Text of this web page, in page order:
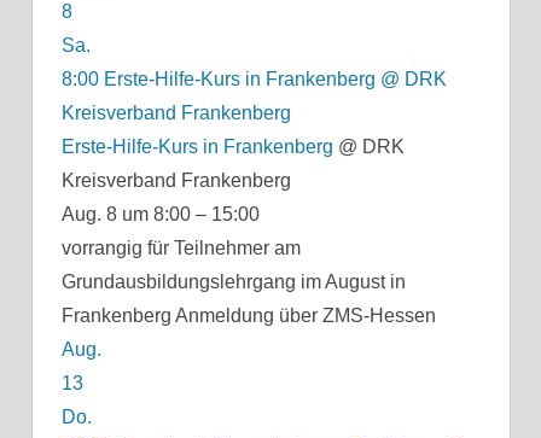
8
Sa.
8:00 Erste-Hilfe-Kurs in Frankenberg @ DRK
Kreisverband Frankenberg
Erste-Hilfe-Kurs in Frankenberg @ DRK
Kreisverband Frankenberg
Aug. 8 um 8:00 – 15:00
vorrangig für Teilnehmer am
Grundausbildungslehrgang im August in
Frankenberg Anmeldung über ZMS-Hessen
Aug.
13
Do.